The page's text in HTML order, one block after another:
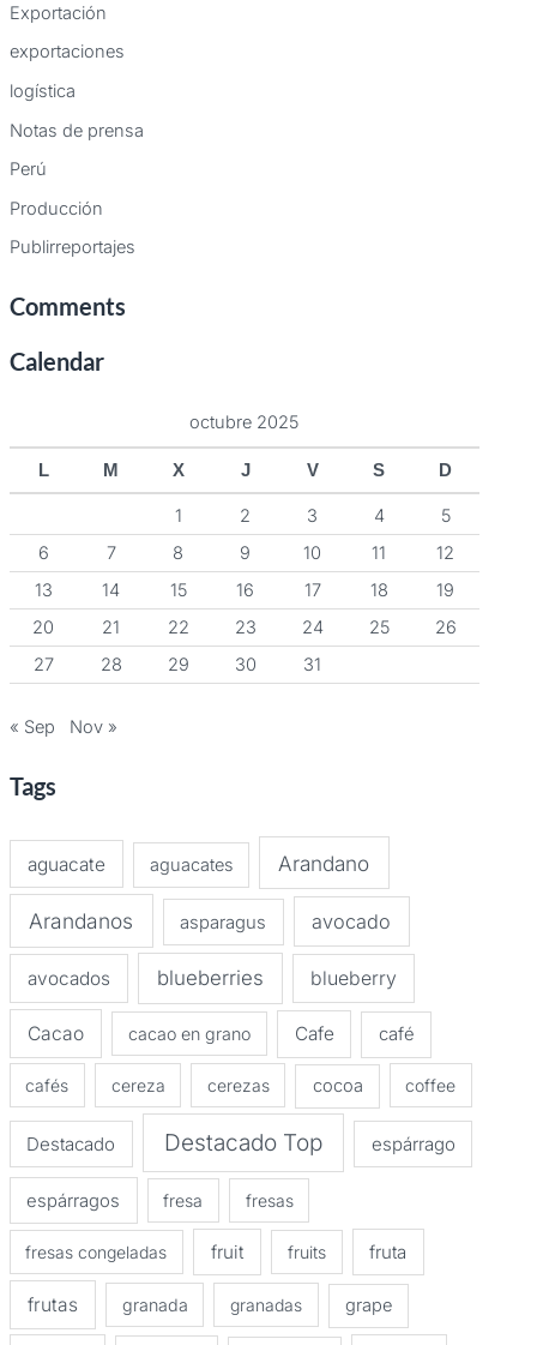
Exportación
exportaciones
logística
Notas de prensa
Perú
Producción
Publirreportajes
Comments
Calendar
octubre 2025
L M X J V S D
1 2 3 4
5
6
7 8 9 10 11
12
13
14 15 16 17 18
19
20
21 22 23 24 25
26
27
28 29 30 31
« Sep Nov »
Tags
aguacate aguacates Arandano
Arandanos asparagus avocado
avocados blueberries blueberry
Cacao cacao en grano Cafe café
cafés cereza cerezas cocoa coffee
Destacado Destacado Top espárrago
espárragos fresa fresas
fresas congeladas fruit fruits fruta
frutas granada granadas grape